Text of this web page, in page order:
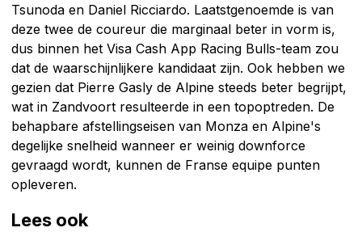
Tsunoda en Daniel Ricciardo. Laatstgenoemde is van
deze twee de coureur die marginaal beter in vorm is,
dus binnen het Visa Cash App Racing Bulls-team zou
dat de waarschijnlijkere kandidaat zijn. Ook hebben we
gezien dat Pierre Gasly de Alpine steeds beter begrijpt,
wat in Zandvoort resulteerde in een topoptreden. De
behapbare afstellingseisen van Monza en Alpine's
degelijke snelheid wanneer er weinig downforce
gevraagd wordt, kunnen de Franse equipe punten
opleveren.
Lees ook